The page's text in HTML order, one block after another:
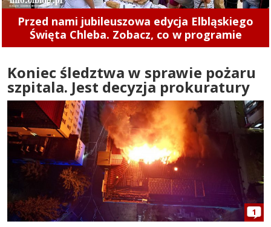
Przed nami jubileuszowa edycja Elbląskiego
Święta Chleba. Zobacz, co w programie
Koniec śledztwa w sprawie pożaru
szpitala. Jest decyzja prokuratury
1